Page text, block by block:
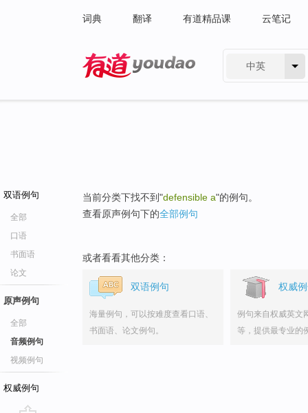
词典 翻译 有道精品课 云笔记
中英
双语例句
全部
口语
书面语
论文
原声例句
全部
音频例句
视频例句
权威例句
当前分类下找不到"defensible a"的例句。
查看原声例句下的全部例句
或者看看其他分类：
双语例句
海量例句，可以按难度查看口语、
书面语、论文例句。
权威
例句来自权威英文
等，提供最专业的